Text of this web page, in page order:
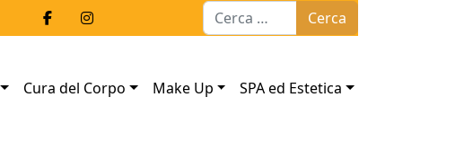
Ricerca per:
Cura del Corpo Make Up SPA ed Estetica